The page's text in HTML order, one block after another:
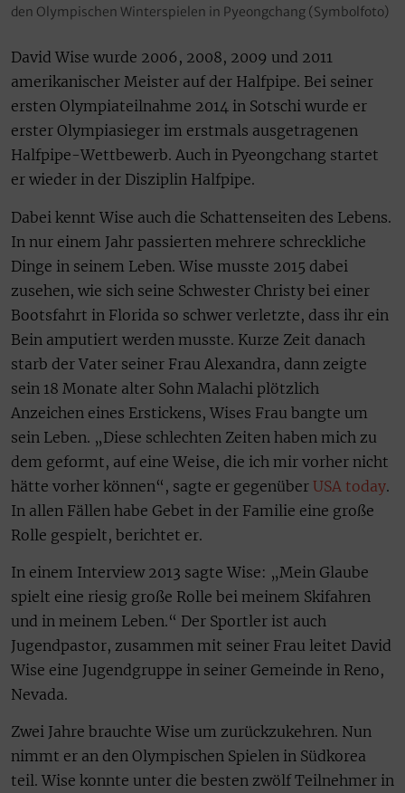
den Olympischen Winterspielen in Pyeongchang (Symbolfoto)
David Wise wurde 2006, 2008, 2009 und 2011
amerikanischer Meister auf der Halfpipe. Bei seiner
ersten Olympiateilnahme 2014 in Sotschi wurde er
erster Olympiasieger im erstmals ausgetragenen
Halfpipe-Wettbewerb. Auch in Pyeongchang startet
er wieder in der Disziplin Halfpipe.
Dabei kennt Wise auch die Schattenseiten des Lebens.
In nur einem Jahr passierten mehrere schreckliche
Dinge in seinem Leben. Wise musste 2015 dabei
zusehen, wie sich seine Schwester Christy bei einer
Bootsfahrt in Florida so schwer verletzte, dass ihr ein
Bein amputiert werden musste. Kurze Zeit danach
starb der Vater seiner Frau Alexandra, dann zeigte
sein 18 Monate alter Sohn Malachi plötzlich
Anzeichen eines Erstickens, Wises Frau bangte um
sein Leben. „Diese schlechten Zeiten haben mich zu
dem geformt, auf eine Weise, die ich mir vorher nicht
hätte vorher können“, sagte er gegenüber USA today.
In allen Fällen habe Gebet in der Familie eine große
Rolle gespielt, berichtet er.
In einem Interview 2013 sagte Wise: „Mein Glaube
spielt eine riesig große Rolle bei meinem Skifahren
und in meinem Leben.“ Der Sportler ist auch
Jugendpastor, zusammen mit seiner Frau leitet David
Wise eine Jugendgruppe in seiner Gemeinde in Reno,
Nevada.
Zwei Jahre brauchte Wise um zurückzukehren. Nun
nimmt er an den Olympischen Spielen in Südkorea
teil. Wise konnte unter die besten zwölf Teilnehmer in